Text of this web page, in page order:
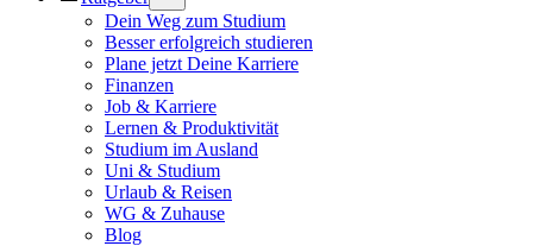
Dein Weg zum Studium
Besser erfolgreich studieren
Plane jetzt Deine Karriere
Finanzen
Job & Karriere
Lernen & Produktivität
Studium im Ausland
Uni & Studium
Urlaub & Reisen
WG & Zuhause
Blog